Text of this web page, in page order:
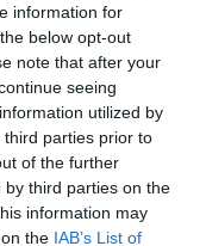
information for
below opt-out
note that after your
seeing
utilized by
parties prior to
of the further
third parties on the
information may
the IAB’s List of
en la
a
de